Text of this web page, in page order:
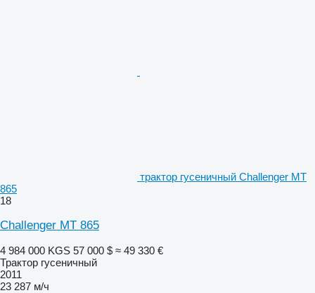
трактор гусеничный Challenger MT
865
18
Challenger MT 865
4 984 000 KGS 57 000 $ ≈ 49 330 €
Трактор гусеничный
2011
23 287 м/ч